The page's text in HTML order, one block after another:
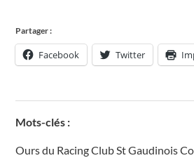
Partager :
Facebook Twitter
Mots-clés :
Ours du Racing Club St Gaudinois